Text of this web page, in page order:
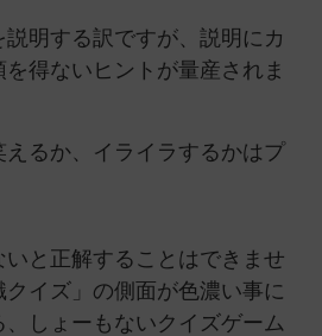
明する訳ですが、説明にカ
得ないヒントが量産されま
るか、イライラするかはプ
と正解することはできませ
イズ」の側面が色濃い事に
しょーもないクイズゲーム